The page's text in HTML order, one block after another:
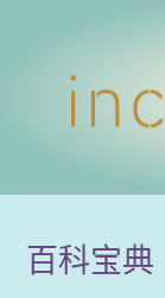
百科宝典